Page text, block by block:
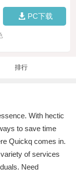
PC下载
排行
With hectic
to save time
Quickq comes in.
of services
Need